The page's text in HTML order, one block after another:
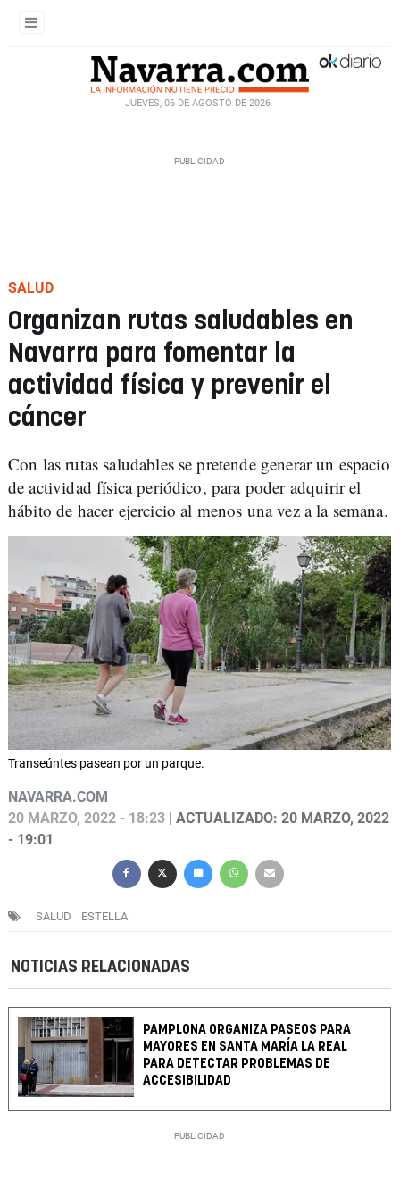
JUEVES, 06 DE AGOSTO DE 2026
SALUD
Organizan rutas saludables en
Navarra para fomentar la
actividad física y prevenir el
cáncer
Con las rutas saludables se pretende generar un espacio
de actividad física periódico, para poder adquirir el
hábito de hacer ejercicio al menos una vez a la semana.
Transeúntes pasean por un parque.
NAVARRA.COM
20 MARZO, 2022 - 18:23 | ACTUALIZADO: 20 MARZO, 2022
- 19:01
SALUD ESTELLA
NOTICIAS RELACIONADAS
PAMPLONA ORGANIZA PASEOS PARA
MAYORES EN SANTA MARÍA LA REAL
PARA DETECTAR PROBLEMAS DE
ACCESIBILIDAD